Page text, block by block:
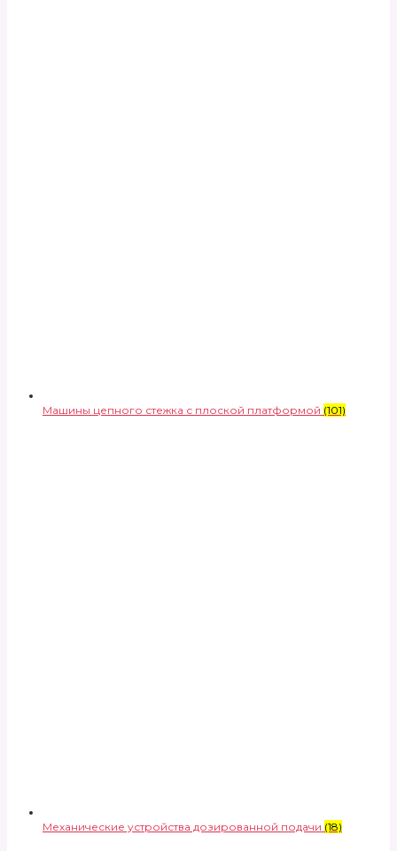
Машины цепного стежка с плоской платформой (101)
Механические устройства дозированной подачи (18)